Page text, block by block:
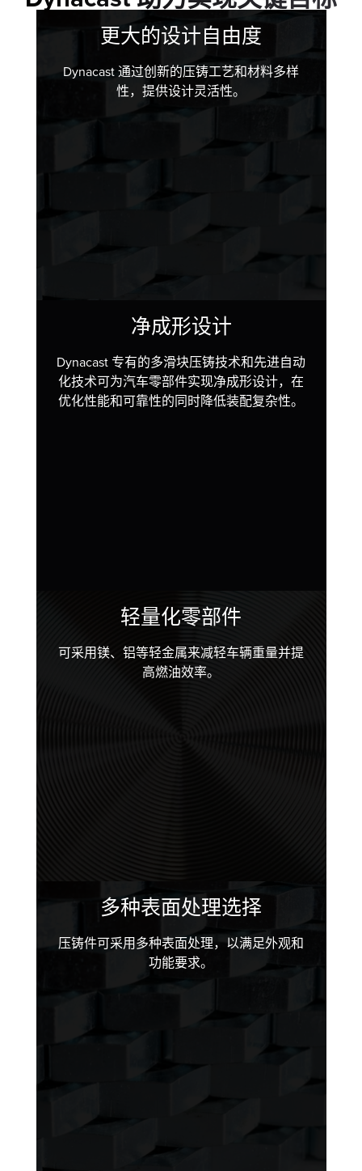
更大的设计自由度
Dynacast 通过创新的压铸工艺和材料多样
性，提供设计灵活性。
净成形设计
Dynacast 专有的多滑块压铸技术和先进自动
化技术可为汽车零部件实现净成形设计，在
优化性能和可靠性的同时降低装配复杂性。
轻量化零部件
可采用镁、铝等轻金属来减轻车辆重量并提
高燃油效率。
多种表面处理选择
压铸件可采用多种表面处理，以满足外观和
功能要求。